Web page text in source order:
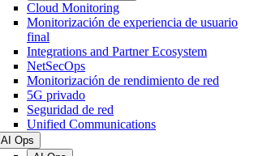
Cloud Monitoring
Monitorización de experiencia de usuario
final
Integrations and Partner Ecosystem
NetSecOps
Monitorización de rendimiento de red
5G privado
Seguridad de red
Unified Communications
AI Ops